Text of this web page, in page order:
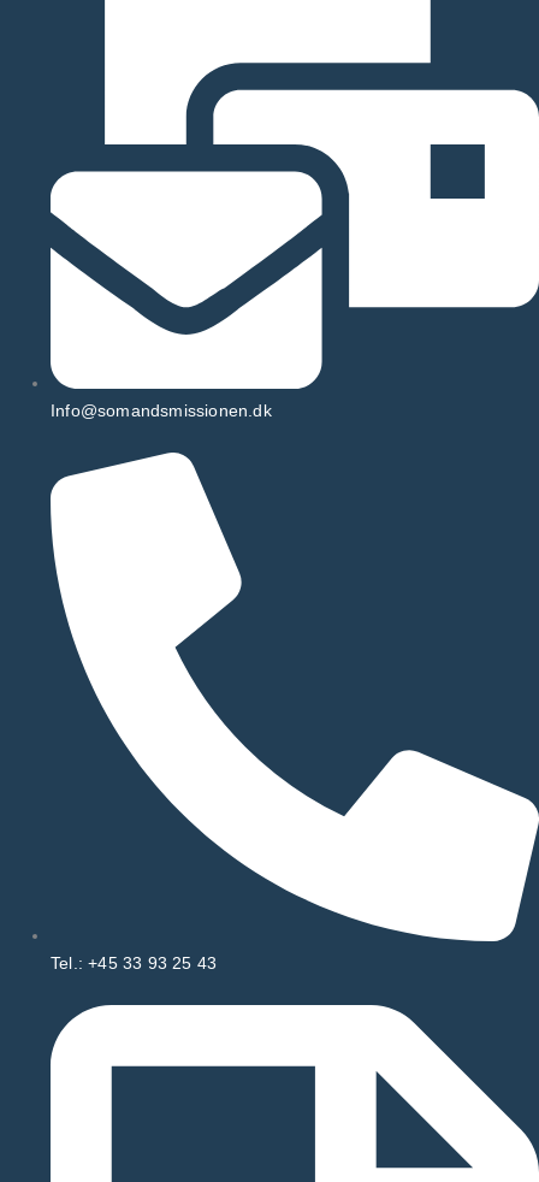
Info@somandsmissionen.dk
Tel.: +45 33 93 25 43